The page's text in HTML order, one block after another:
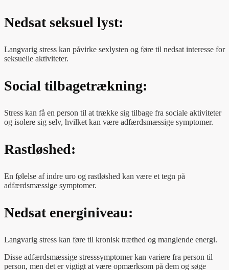
Nedsat seksuel lyst:
Langvarig stress kan påvirke sexlysten og føre til nedsat interesse for
seksuelle aktiviteter.
Social tilbagetrækning:
Stress kan få en person til at trække sig tilbage fra sociale aktiviteter
og isolere sig selv, hvilket kan være adfærdsmæssige symptomer.
Rastløshed:
En følelse af indre uro og rastløshed kan være et tegn på
adfærdsmæssige symptomer.
Nedsat energiniveau:
Langvarig stress kan føre til kronisk træthed og manglende energi.
Disse adfærdsmæssige stresssymptomer kan variere fra person til
person, men det er vigtigt at være opmærksom på dem og søge